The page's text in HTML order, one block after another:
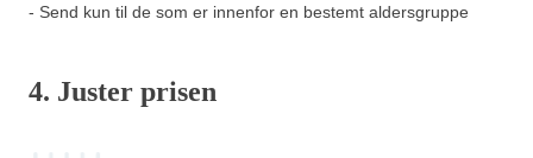
- Send kun til de som er innenfor en bestemt aldersgruppe
4. Juster prisen